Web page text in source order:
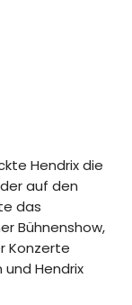
Hendrix die
auf den
das
Bühnenshow,
Konzerte
Hendrix